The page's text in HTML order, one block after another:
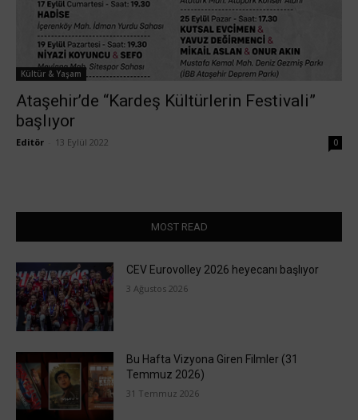
Kültür & Yaşam
Ataşehir’de “Kardeş Kültürlerin Festivali”
başlıyor
Editör 13 Eylül 2022 0
MOST READ
CEV Eurovolley 2026 heyecanı başlıyor
3 Ağustos 2026
Bu Hafta Vizyona Giren Filmler (31
Temmuz 2026)
31 Temmuz 2026